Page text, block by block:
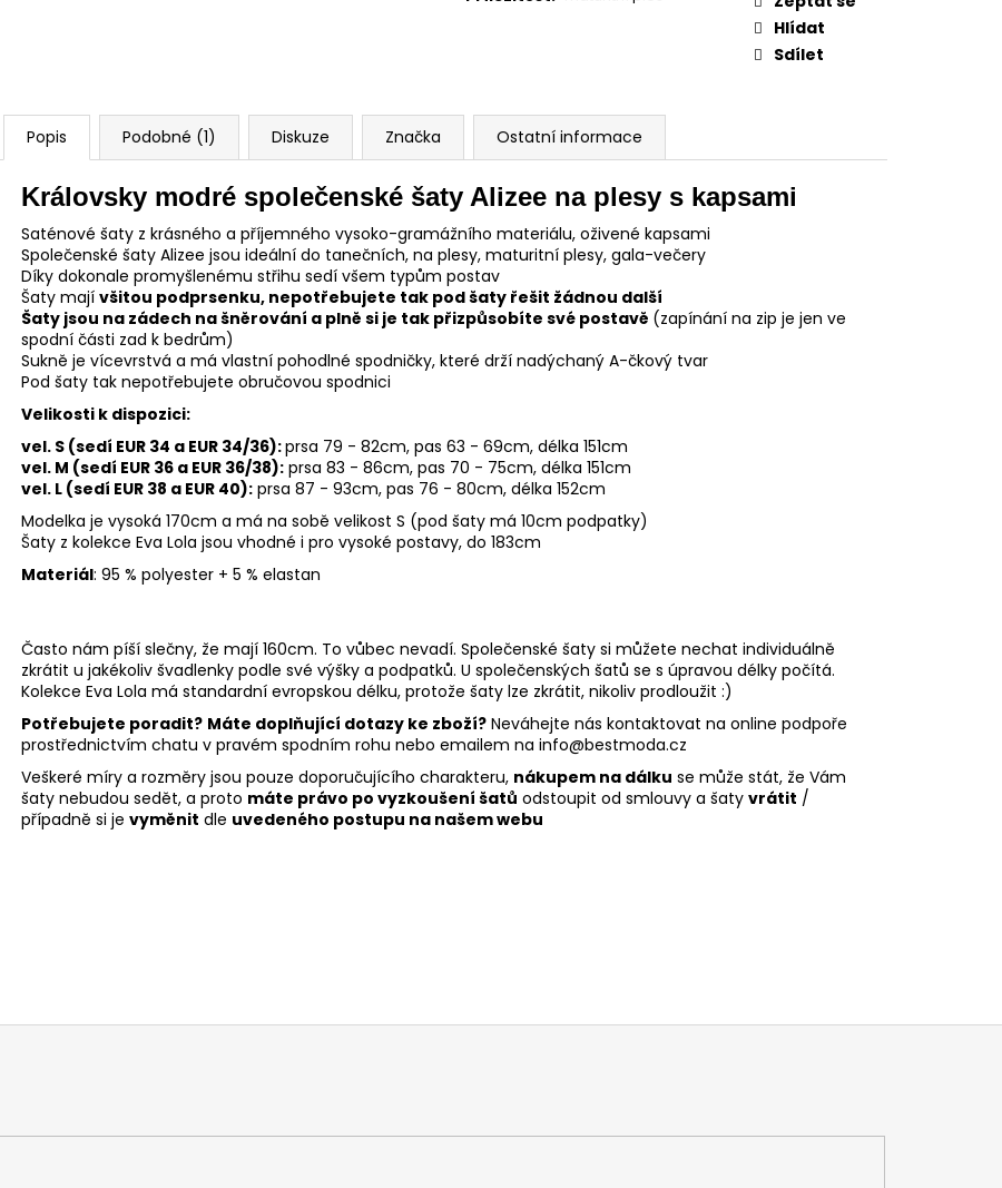
Hlídat
Sdílet
Popis Podobné (1) Diskuze Značka Ostatní informace
Královsky modré společenské šaty Alizee na plesy s kapsami
Saténové šaty z krásného a příjemného vysoko-gramážního materiálu, oživené kapsami
Společenské šaty Alizee jsou ideální do tanečních, na plesy, maturitní plesy, gala-večery
Díky dokonale promyšlenému střihu sedí všem typům postav
Šaty mají všitou podprsenku, nepotřebujete tak pod šaty řešit žádnou další
Šaty jsou na zádech na šněrování a plně si je tak přizpůsobíte své postavě (zapínání na zip je jen ve
spodní části zad k bedrům)
Sukně je vícevrstvá a má vlastní pohodlné spodničky, které drží nadýchaný A-čkový tvar
Pod šaty tak nepotřebujete obručovou spodnici
Velikosti k dispozici:
vel. S (sedí EUR 34 a EUR 34/36):prsa 79 - 82cm, pas 63 - 69cm, délka 151cm
vel. M (sedí EUR 36 a EUR 36/38): prsa 83 - 86cm, pas 70 - 75cm, délka 151cm
vel. L (sedí EUR 38 a EUR 40): prsa 87 - 93cm, pas 76 - 80cm, délka 152cm
Modelka je vysoká 170cm a má na sobě velikost S (pod šaty má 10cm podpatky)
Šaty z kolekce Eva Lola jsou vhodné i pro vysoké postavy, do 183cm
Materiál: 95 % polyester + 5 % elastan
Často nám píší slečny, že mají 160cm. To vůbec nevadí. Společenské šaty si můžete nechat individuálně
zkrátit u jakékoliv švadlenky podle své výšky a podpatků. U společenských šatů se s úpravou délky počítá.
Kolekce Eva Lola má standardní evropskou délku, protože šaty lze zkrátit, nikoliv prodloužit :)
Potřebujete poradit? Máte doplňující dotazy ke zboží? Neváhejte nás kontaktovat na online podpoře
prostřednictvím chatu v pravém spodním rohu nebo emailem na info@bestmoda.cz
Veškeré míry a rozměry jsou pouze doporučujícího charakteru, nákupem na dálku se může stát, že Vám
šaty nebudou sedět, a proto máte právo po vyzkoušení šatů odstoupit od smlouvy a šaty vrátit /
případně si je vyměnit dle uvedeného postupu na našem webu